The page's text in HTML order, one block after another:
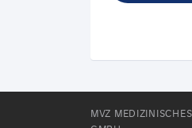
MVZ